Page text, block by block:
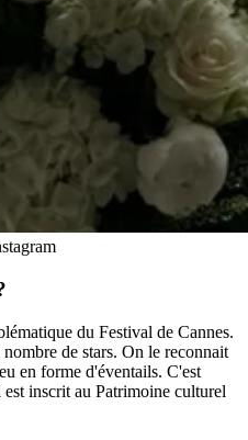
du Festival de Cannes.
de stars. On le reconnait
en forme d'éventails. C'est
inscrit au Patrimoine culturel